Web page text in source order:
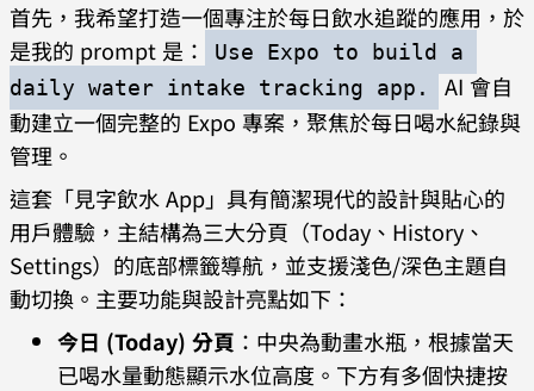
首先，我希望打造一個專注於每日飲水追蹤的應用，於
是我的 prompt 是：
Use Expo to build a
daily water intake tracking app.
AI 會自
動建立一個完整的 Expo 專案，聚焦於每日喝水紀錄與
管理。
這套「見字飲水 App」具有簡潔現代的設計與貼心的
用戶體驗，主結構為三大分頁（Today、History、
Settings）的底部標籤導航，並支援淺色/深色主題自
動切換。主要功能與設計亮點如下：
今日 (Today) 分頁 ：中央為動畫水瓶，根據當天
已喝水量動態顯示水位高度。下方有多個快捷按